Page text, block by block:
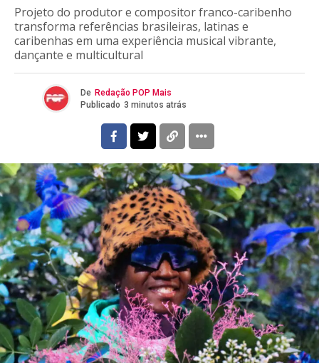
Projeto do produtor e compositor franco-caribenho
transforma referências brasileiras, latinas e
caribenhas em uma experiência musical vibrante,
dançante e multicultural
De Redação POP Mais
Publicado 3 minutos atrás
Flipboard
Reddit
Pinterest
Whatsapp
Email